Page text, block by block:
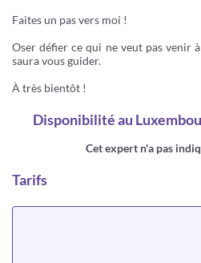
Faites un pas vers moi !
Oser défier ce qui ne veut pas venir
saura vous guider.
À très bientôt !
Disponibilitéau
Cet expert n'a pas
Tarifs